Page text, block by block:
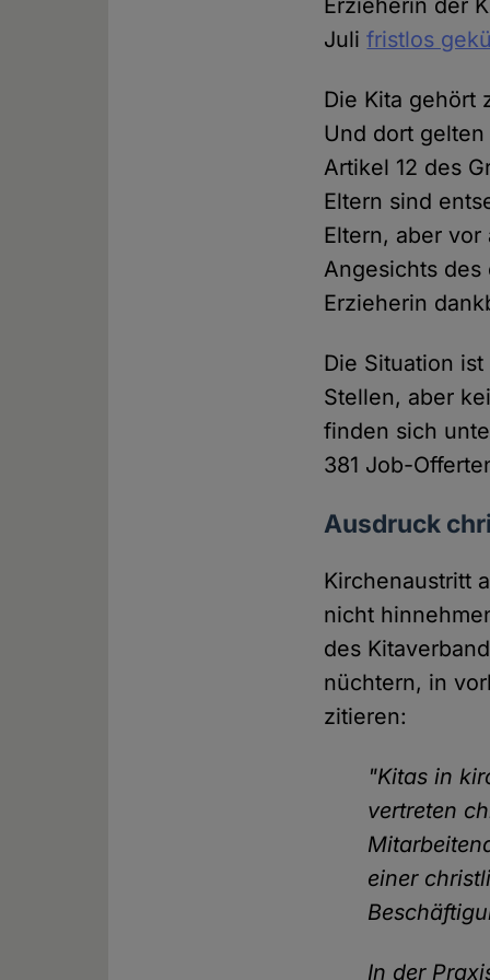
Erzieherin der
Julifristlos
Die Kita gehört
Und dort
Artikel 12 des
Eltern sind
Eltern, aber
Angesichts des
Erzieherin
Die Situation
Stellen, aber
finden sich
381 Job-
Ausdruck
Kirchenaustritt
nicht
des
nüchtern, in
zitieren:
"Kitas in
vertreten
einer
In der